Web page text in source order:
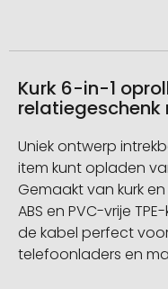
Kurk 6-in-1
Uniek ontwerp
item kunt opladen
Gemaakt van kurk
ABS en PVC-vrije
de kabel perfect
telefoonladers en